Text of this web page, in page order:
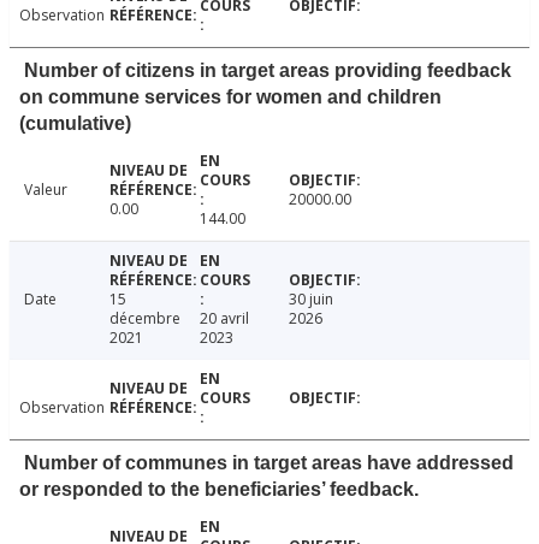
Observation
Number of citizens in target areas providing feedback
on commune services for women and children
(cumulative)
Valeur
0.00
144.00
20000.00
Date
15
décembre
2021
20 avril
2023
30 juin
2026
Observation
Number of communes in target areas have addressed
or responded to the beneficiaries’ feedback.